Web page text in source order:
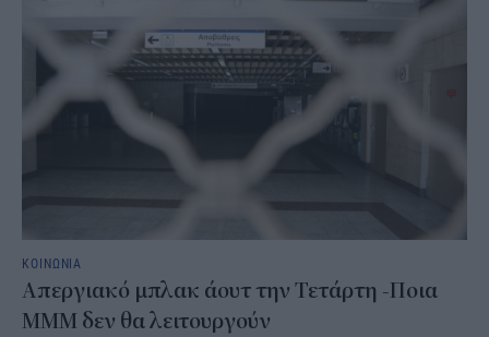
ΚΟΙΝΩΝΙΑ
Απεργιακό μπλακ άουτ την Τετάρτη -Ποια
ΜΜΜ δεν θα λειτουργούν